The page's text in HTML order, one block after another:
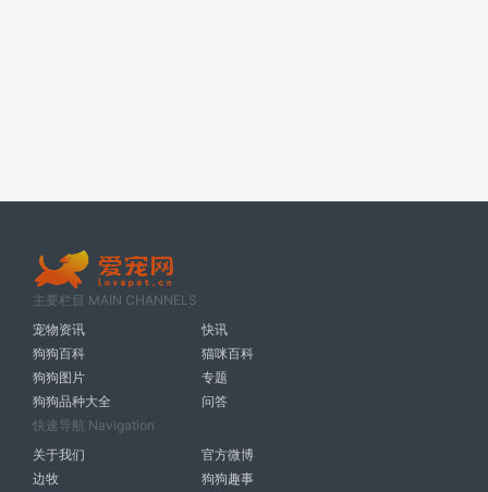
主要栏目 MAIN CHANNELS
宠物资讯
快讯
狗狗百科
猫咪百科
狗狗图片
专题
狗狗品种大全
问答
快速导航 Navigation
关于我们
官方微博
边牧
狗狗趣事